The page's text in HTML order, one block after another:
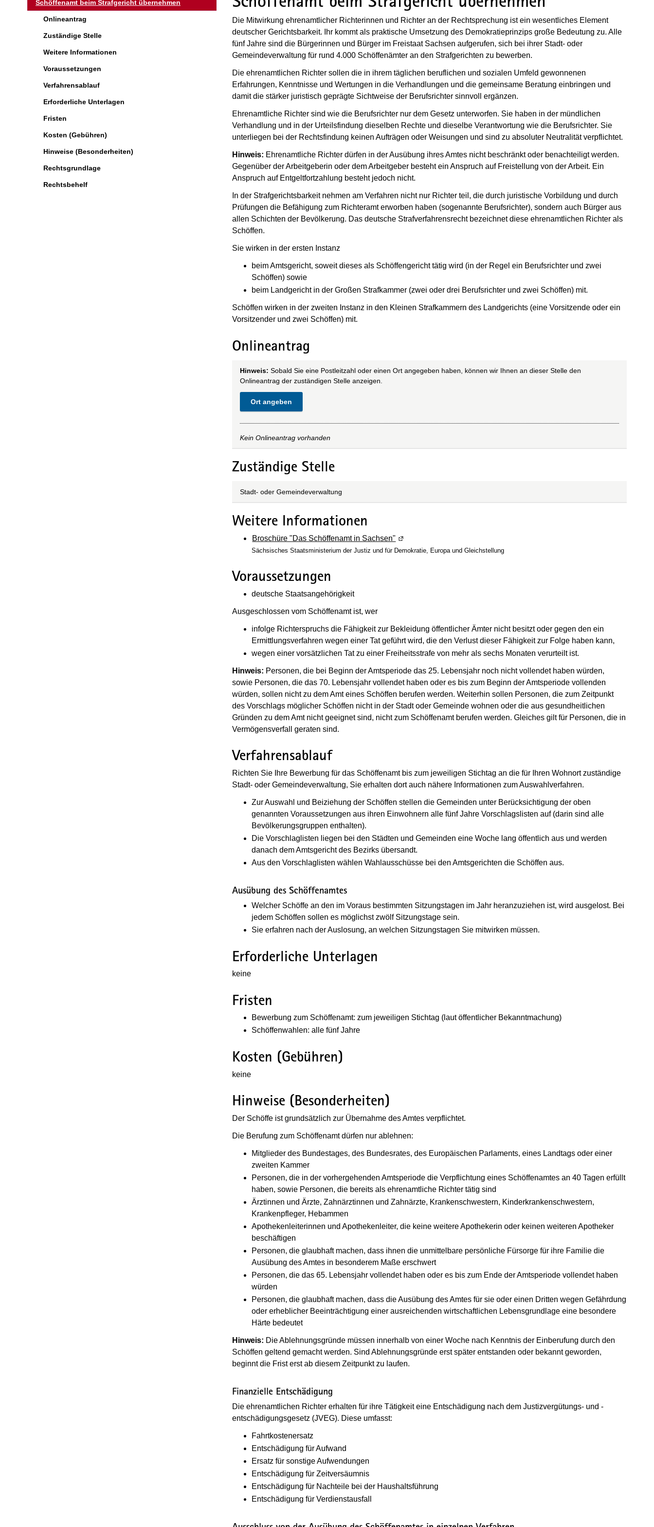
Schöffenamt beim Strafgericht übernehmen
Onlineantrag
Zuständige Stelle
Weitere Informationen
Voraussetzungen
Verfahrensablauf
Erforderliche Unterlagen
Fristen
Kosten (Gebühren)
Hinweise (Besonderheiten)
Rechtsgrundlage
Rechtsbehelf
Die Mitwirkung ehrenamtlicher Richterinnen und Richter an der Rechtsprechung ist ein wesentliches Element
deutscher Gerichtsbarkeit. Ihr kommt als praktische Umsetzung des Demokratieprinzips große Bedeutung zu. Alle
fünf Jahre sind die Bürgerinnen und Bürger im Freistaat Sachsen aufgerufen, sich bei ihrer Stadt- oder
Gemeindeverwaltung für rund 4.000 Schöffenämter an den Strafgerichten zu bewerben.
Die ehrenamtlichen Richter sollen die in ihrem täglichen beruflichen und sozialen Umfeld gewonnenen
Erfahrungen, Kenntnisse und Wertungen in die Verhandlungen und die gemeinsame Beratung einbringen und
damit die stärker juristisch geprägte Sichtweise der Berufsrichter sinnvoll ergänzen.
Ehrenamtliche Richter sind wie die Berufsrichter nur dem Gesetz unterworfen. Sie haben in der mündlichen
Verhandlung und in der Urteilsfindung dieselben Rechte und dieselbe Verantwortung wie die Berufsrichter. Sie
unterliegen bei der Rechtsfindung keinen Aufträgen oder Weisungen und sind zu absoluter Neutralität verpflichtet.
Hinweis: Ehrenamtliche Richter dürfen in der Ausübung ihres Amtes nicht beschränkt oder benachteiligt werden.
Gegenüber der Arbeitgeberin oder dem Arbeitgeber besteht ein Anspruch auf Freistellung von der Arbeit. Ein
Anspruch auf Entgeltfortzahlung besteht jedoch nicht.
In der Strafgerichtsbarkeit nehmen am Verfahren nicht nur Richter teil, die durch juristische Vorbildung und durch
Prüfungen die Befähigung zum Richteramt erworben haben (sogenannte Berufsrichter), sondern auch Bürger aus
allen Schichten der Bevölkerung. Das deutsche Strafverfahrensrecht bezeichnet diese ehrenamtlichen Richter als
Schöffen.
Sie wirken in der ersten Instanz
beim Amtsgericht, soweit dieses als Schöffengericht tätig wird (in der Regel ein Berufsrichter und zwei
Schöffen) sowie
beim Landgericht in der Großen Strafkammer (zwei oder drei Berufsrichter und zwei Schöffen) mit.
Schöffen wirken in der zweiten Instanz in den Kleinen Strafkammern des Landgerichts (eine Vorsitzende oder ein
Vorsitzender und zwei Schöffen) mit.
Onlineantrag
Hinweis: Sobald Sie eine Postleitzahl oder einen Ort angegeben haben, können wir Ihnen an dieser Stelle den
Onlineantrag der zuständigen Stelle anzeigen.
Ort angeben
Kein Onlineantrag vorhanden
Zuständige Stelle
Stadt- oder Gemeindeverwaltung
Weitere Informationen
Broschüre "Das Schöffenamt in Sachsen" (Wird in einem neuen Fenster geöffnet)
Sächsisches Staatsministerium der Justiz und für Demokratie, Europa und Gleichstellung
Voraussetzungen
deutsche Staatsangehörigkeit
Ausgeschlossen vom Schöffenamt ist, wer
infolge Richterspruchs die Fähigkeit zur Bekleidung öffentlicher Ämter nicht besitzt oder gegen den ein
Ermittlungsverfahren wegen einer Tat geführt wird, die den Verlust dieser Fähigkeit zur Folge haben kann,
wegen einer vorsätzlichen Tat zu einer Freiheitsstrafe von mehr als sechs Monaten verurteilt ist.
Hinweis: Personen, die bei Beginn der Amtsperiode das 25. Lebensjahr noch nicht vollendet haben würden,
sowie Personen, die das 70. Lebensjahr vollendet haben oder es bis zum Beginn der Amtsperiode vollenden
würden, sollen nicht zu dem Amt eines Schöffen berufen werden. Weiterhin sollen Personen, die zum Zeitpunkt
des Vorschlags möglicher Schöffen nicht in der Stadt oder Gemeinde wohnen oder die aus gesundheitlichen
Gründen zu dem Amt nicht geeignet sind, nicht zum Schöffenamt berufen werden. Gleiches gilt für Personen, die in
Vermögensverfall geraten sind.
Verfahrensablauf
Richten Sie Ihre Bewerbung für das Schöffenamt bis zum jeweiligen Stichtag an die für Ihren Wohnort zuständige
Stadt- oder Gemeindeverwaltung, Sie erhalten dort auch nähere Informationen zum Auswahlverfahren.
Zur Auswahl und Beiziehung der Schöffen stellen die Gemeinden unter Berücksichtigung der oben
genannten Voraussetzungen aus ihren Einwohnern alle fünf Jahre Vorschlagslisten auf (darin sind alle
Bevölkerungsgruppen enthalten).
Die Vorschlaglisten liegen bei den Städten und Gemeinden eine Woche lang öffentlich aus und werden
danach dem Amtsgericht des Bezirks übersandt.
Aus den Vorschlaglisten wählen Wahlausschüsse bei den Amtsgerichten die Schöffen aus.
Ausübung des Schöffenamtes
Welcher Schöffe an den im Voraus bestimmten Sitzungstagen im Jahr heranzuziehen ist, wird ausgelost. Bei
jedem Schöffen sollen es möglichst zwölf Sitzungstage sein.
Sie erfahren nach der Auslosung, an welchen Sitzungstagen Sie mitwirken müssen.
Erforderliche Unterlagen
keine
Fristen
Bewerbung zum Schöffenamt: zum jeweiligen Stichtag (laut öffentlicher Bekanntmachung)
Schöffenwahlen: alle fünf Jahre
Kosten (Gebühren)
keine
Hinweise (Besonderheiten)
Der Schöffe ist grundsätzlich zur Übernahme des Amtes verpflichtet.
Die Berufung zum Schöffenamt dürfen nur ablehnen:
Mitglieder des Bundestages, des Bundesrates, des Europäischen Parlaments, eines Landtags oder einer
zweiten Kammer
Personen, die in der vorhergehenden Amtsperiode die Verpflichtung eines Schöffenamtes an 40 Tagen erfüllt
haben, sowie Personen, die bereits als ehrenamtliche Richter tätig sind
Ärztinnen und Ärzte, Zahnärztinnen und Zahnärzte, Krankenschwestern, Kinderkrankenschwestern,
Krankenpfleger, Hebammen
Apothekenleiterinnen und Apothekenleiter, die keine weitere Apothekerin oder keinen weiteren Apotheker
beschäftigen
Personen, die glaubhaft machen, dass ihnen die unmittelbare persönliche Fürsorge für ihre Familie die
Ausübung des Amtes in besonderem Maße erschwert
Personen, die das 65. Lebensjahr vollendet haben oder es bis zum Ende der Amtsperiode vollendet haben
würden
Personen, die glaubhaft machen, dass die Ausübung des Amtes für sie oder einen Dritten wegen Gefährdung
oder erheblicher Beeinträchtigung einer ausreichenden wirtschaftlichen Lebensgrundlage eine besondere
Härte bedeutet
Hinweis: Die Ablehnungsgründe müssen innerhalb von einer Woche nach Kenntnis der Einberufung durch den
Schöffen geltend gemacht werden. Sind Ablehnungsgründe erst später entstanden oder bekannt geworden,
beginnt die Frist erst ab diesem Zeitpunkt zu laufen.
Finanzielle Entschädigung
Die ehrenamtlichen Richter erhalten für ihre Tätigkeit eine Entschädigung nach dem Justizvergütungs- und -
entschädigungsgesetz (JVEG). Diese umfasst:
Fahrtkostenersatz
Entschädigung für Aufwand
Ersatz für sonstige Aufwendungen
Entschädigung für Zeitversäumnis
Entschädigung für Nachteile bei der Haushaltsführung
Entschädigung für Verdienstausfall